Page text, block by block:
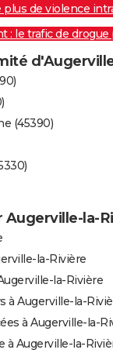
plus de violence
: le trafic de drogue
(45390)
Augerville-la-
la-Rivière
la-Rivière
à Augerville-la-
à Augerville-la-
à Augerville-la-